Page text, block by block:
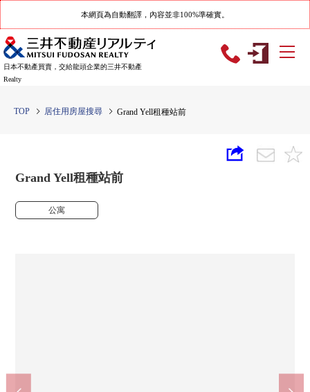
本網頁為自動翻譯，內容並非100%準確實。
日本不動產買賣，交給龍頭企業的三井不動產
Realty
TOP 居住用房屋搜尋 Grand Yell租種站前
Grand Yell租種站前
公寓